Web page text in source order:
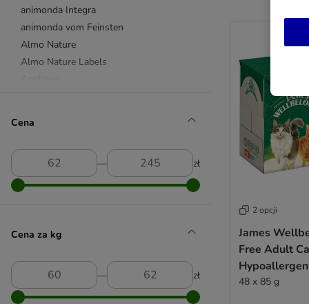
animonda Integra
animonda vom Feinsten
Almo Nature
Almo Nature Labels
Brit
Butcher's
Carnilove
Catz Finefood
Concept for Life Veterinary Diet
Cosma
Cena
― zł
Cena za kg
― zł
2 opcji
James
Free Adult
48 x 85 g